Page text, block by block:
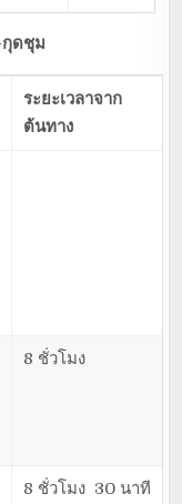
กุดชุม
ระยะเวลาจาก
ต้นทาง
8 ชั่วโมง
8 ชั่วโมง 30 นาที